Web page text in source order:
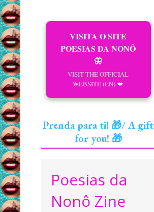
VISITA O SITE
POESIAS DA NONÔ
🦋
VISIT THE OFFICIAL
WEBSITE (EN) 💋
Prenda para ti! 🎁/ A gift
for you! 🎁
Poesias da
Nonô Zine